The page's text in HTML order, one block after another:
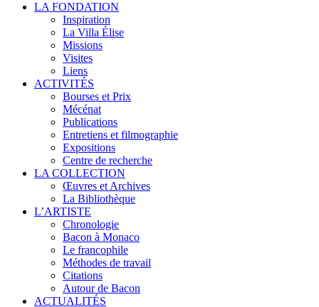
LA FONDATION
Inspiration
La Villa Élise
Missions
Visites
Liens
ACTIVITÉS
Bourses et Prix
Mécénat
Publications
Entretiens et filmographie
Expositions
Centre de recherche
LA COLLECTION
Œuvres et Archives
La Bibliothèque
L’ARTISTE
Chronologie
Bacon à Monaco
Le francophile
Méthodes de travail
Citations
Autour de Bacon
ACTUALITÉS